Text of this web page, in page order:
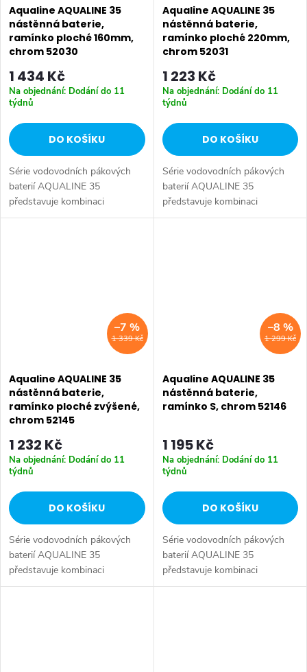
Aqualine AQUALINE 35
nástěnná baterie,
ramínko ploché 160mm,
chrom 52030
1 434 Kč
Na objednání: Dodání do 11
týdnů
DO KOŠÍKU
Série vodovodních pákových
baterií AQUALINE 35
představuje kombinaci
tradičního jednoduchého
Aqualine AQUALINE 35
nástěnná baterie,
ramínko ploché 220mm,
chrom 52031
1 223 Kč
Na objednání: Dodání do 11
týdnů
DO KOŠÍKU
Série vodovodních pákových
baterií AQUALINE 35
představuje kombinaci
tradičního jednoduchého
1 339 Kč
–7 %
Aqualine AQUALINE 35
nástěnná baterie,
ramínko ploché zvýšené,
chrom 52145
1 232 Kč
Na objednání: Dodání do 11
týdnů
DO KOŠÍKU
Série vodovodních pákových
baterií AQUALINE 35
představuje kombinaci
tradičního jednoduchého
1 299 Kč
–8 %
Aqualine AQUALINE 35
nástěnná baterie,
ramínko S, chrom 52146
1 195 Kč
Na objednání: Dodání do 11
týdnů
DO KOŠÍKU
Série vodovodních pákových
baterií AQUALINE 35
představuje kombinaci
tradičního jednoduchého